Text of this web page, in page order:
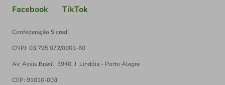
Facebook TikTok
Confederação Sicredi
CNPJ: 03.795.072/0001-60
Av. Assis Brasil, 3940, J. Lindóia - Porto Alegre
CEP: 91010-003